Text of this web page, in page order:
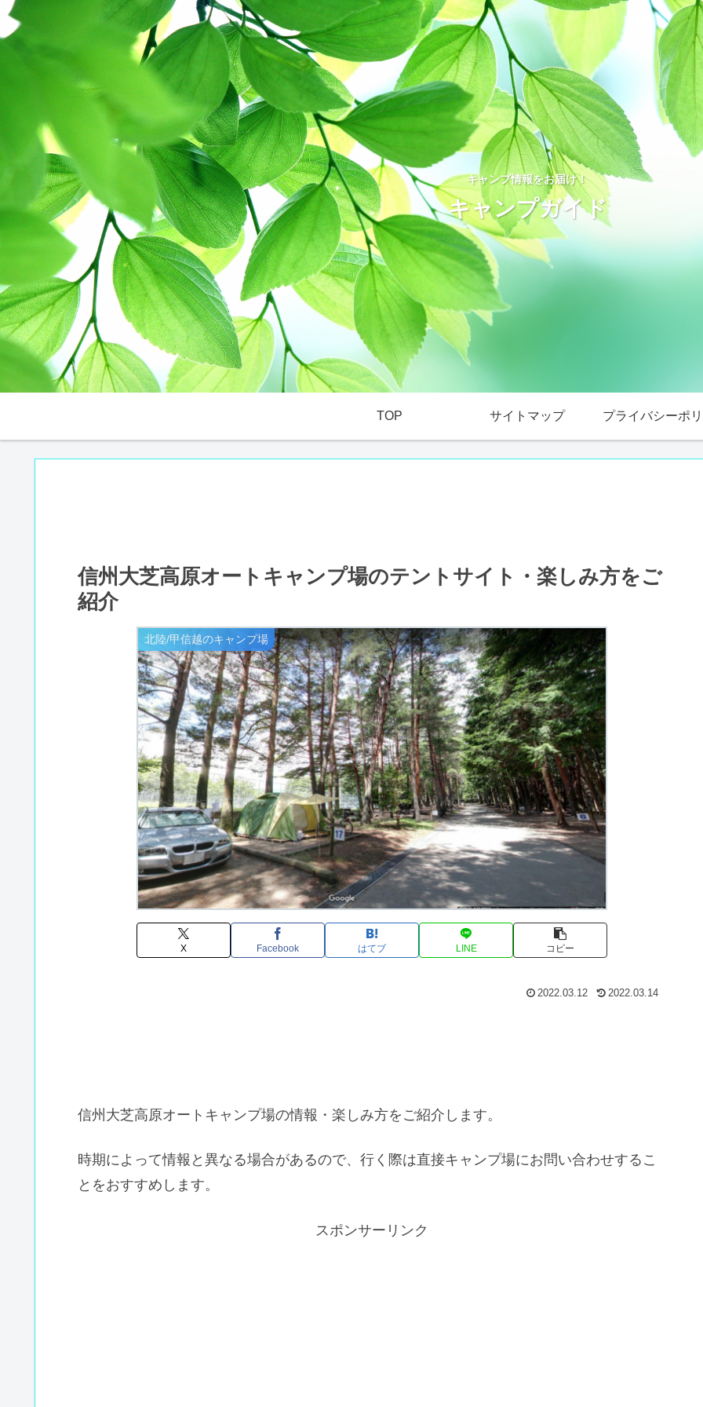
キャンプ情報をお届け！
キャンプガイド
TOP サイトマップ プライバシーポ
信州大芝高原オートキャンプ場のテントサイト・楽しみ方をご
紹介
北陸/甲信越のキャンプ場
X Facebook はてブ LINE コピー
2022.03.12 2022.03.14
信州大芝高原オートキャンプ場の情報・楽しみ方をご紹介します。
時期によって情報と異なる場合があるので、行く際は直接キャンプ場にお問い合わせするこ
とをおすすめします。
スポンサーリンク